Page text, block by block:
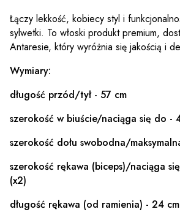
Łączy lekkość, kobiecy styl i
sylwetki. To włoski produkt premium,
Antaresie, który wyróżnia się jakością i
Wymiary:
długość przód/tył - 57 cm
szerokość w biuście/naciąga się do -
szerokość dołu swobodna/
szerokość rękawa (biceps)/naciąga
(x2)
długość rękawa (od ramienia) - 24 cm